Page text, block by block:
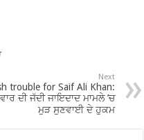
Next
trouble for Saif Ali Khan:
ਦੀ ਜੱਦੀ ਜਾਇਦਾਦ ਮਾਮਲੇ ’ਚ
ਮੁੜ ਸੁਣਵਾਈ ਦੇ ਹੁਕਮ